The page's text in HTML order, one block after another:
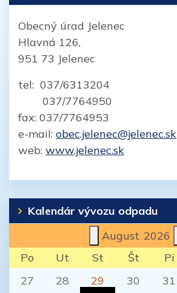
Obecný úrad Jelenec
Hlavná 126,
951 73 Jelenec
tel: 037/6313204
037/7764950
fax: 037/7764953
e-mail: obec.jelenec@jelenec.sk
web: www.jelenec.sk
Kalendár vývozu odpadu
August 2026
Po
Ut St Št Pi
27
28
29
30 31